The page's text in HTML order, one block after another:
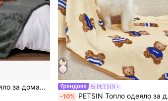
Водоустойчиво одеяло за домашни любимци, реверсивно защитно покритие от руно Sherpa за диван/диван, устойчива на течности постелка за кучета и котки, подходяща за малки/средни/големи домашни любимци
PETSIN
-10% PETSIN Топло одеяло за домашни любимци с щампа на жълто сладко мече